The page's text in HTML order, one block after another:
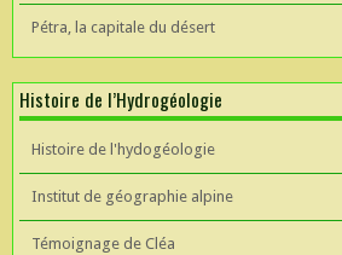
Pétra, la capitale du désert
Histoire de l’Hydrogéologie
Histoire de l'hydogéologie
Institut de géographie alpine
Témoignage de Cléa